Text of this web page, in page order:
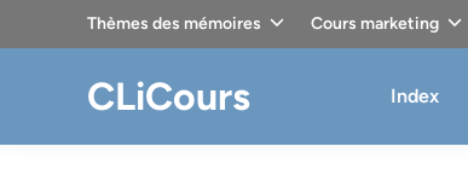
Thèmes des mémoires Cours marketing
CLiCours Index